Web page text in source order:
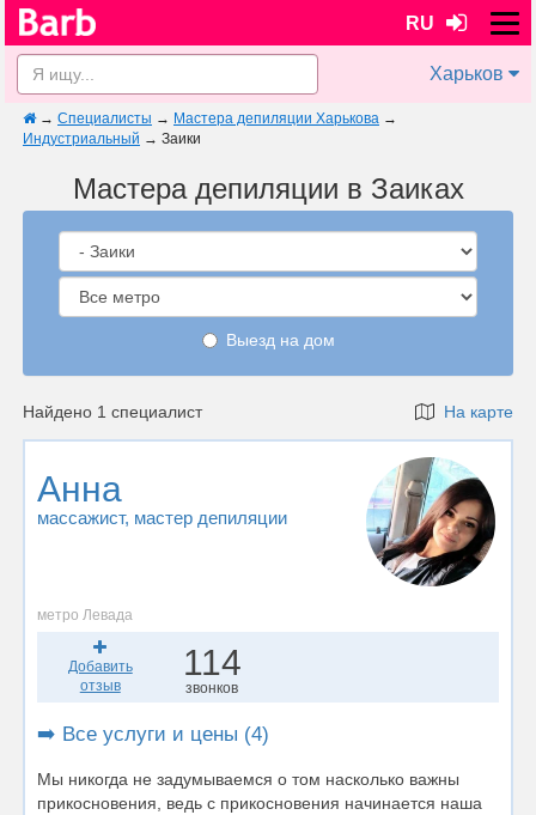
RU
Харьков
→ Специалисты → Мастера депиляции Харькова →
Индустриальный → Заики
Мастера депиляции в Заиках
Выезд на дом
Найдено 1 специалист На карте
Анна
массажист, мастер депиляции
метро Левада
Добавить
отзыв
114
звонков
➡️ Все услуги и цены (4)
Мы никогда не задумываемся о том насколько важны
прикосновения, ведь с прикосновения начинается наша